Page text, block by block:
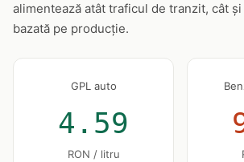
alimentează atât traficul de tranzit, cât
bazată pe producție.
GPL auto
4.59
RON / litru